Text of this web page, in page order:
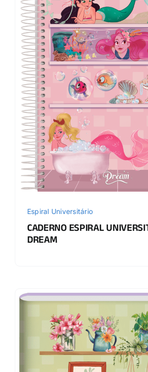
Espiral Universitário
CADERNO ESPIRAL
DREAM